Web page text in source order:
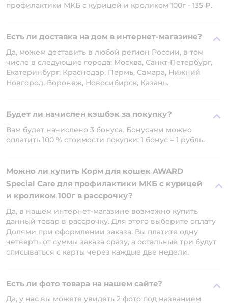
профилактики МКБ с курицей и кроликом 100г - 135 ₽.
Есть ли доставка на дом в интернет-магазине?
Да, можем доставить в любой регион России, в том
числе в следующие города: Москва, Санкт-Петербург,
Екатеринбург, Краснодар, Пермь, Самара, Нижний
Новгород, Воронеж, Новосибирск, Казань.
Будет ли начислен кэшбэк за покупку?
Вам будет начислено 3 бонуса. Бонусами можно
оплатить 100 % стоимости покупки: 1 бонус = 1 рубль.
Можно ли купить Корм для кошек AWARD
Special Care для профилактики МКБ с курицей
и кроликом 100г в рассрочку?
Да, в нашем интернет-магазине возможно купить
данный товар в рассрочку. Для этого выберите оплату
Долями при оформлении заказа. Вы платите одну
четверть от суммы заказа сразу, а остальные три будут
списываться с карты через каждые две недели.
Есть ли фото товара на нашем сайте?
Да, у нас вы можете увидеть 2 фото под названием